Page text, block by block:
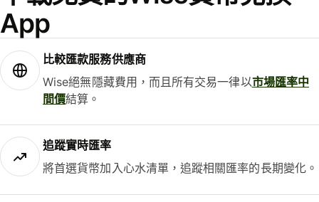
App
比較匯款服務供應商
Wise絕無隱藏費用，而且所有交易一律以市場匯率中
間價結算。
追蹤實時匯率
將首選貨幣加入心水清單，追蹤相關匯率的長期變化。